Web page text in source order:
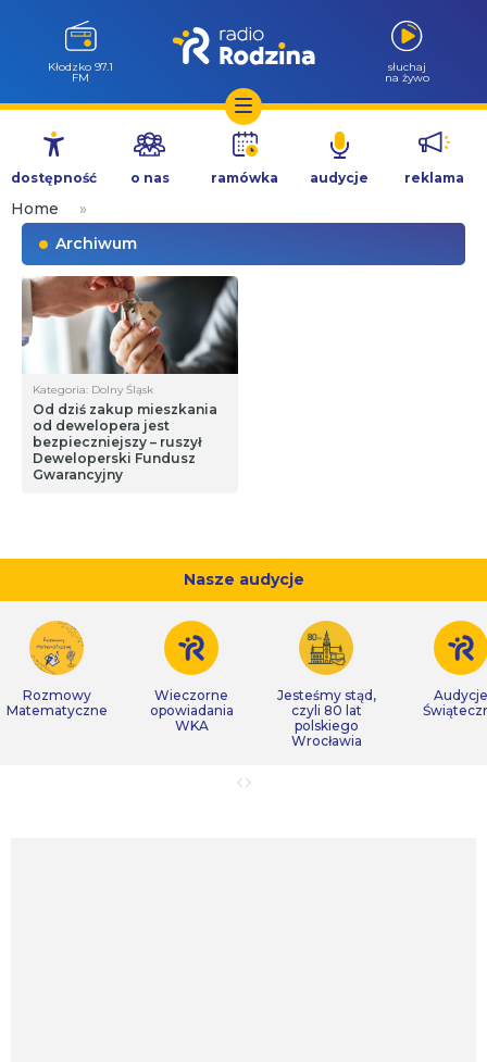
Przejdź
treści
Kłodzko 97.1
FM
słuchaj
na żywo
dostępność o nas ramówka audycje reklama
Home
»
Archiwum
Kategoria: Dolny Śląsk
Od dziś zakup mieszkania
od dewelopera jest
bezpieczniejszy – ruszył
Deweloperski Fundusz
Gwarancyjny
Nasze audycje
Rozmowy
Matematyczne
Wieczorne
opowiadania
WKA
Jesteśmy stąd,
czyli 80 lat
polskiego
Wrocławia
Audycje